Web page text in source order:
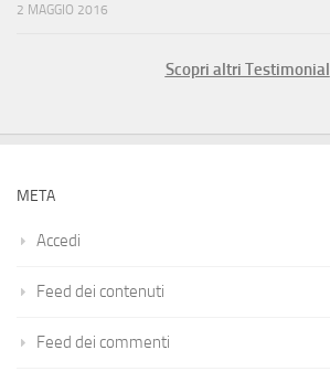
2 MAGGIO 2016
Scopri altri Testimonial
META
Accedi
Feed dei contenuti
Feed dei commenti